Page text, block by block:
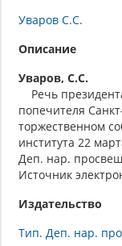
Уваров С.С.
Описание
Уваров, С.С.
Речь
попечителя
торжественном
института 22
Деп. нар.
Источник
Издательство
Тип. Деп. нар.